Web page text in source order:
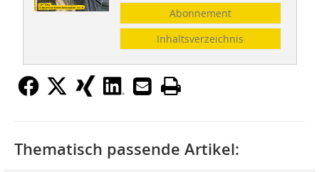
Abonnement
Inhaltsverzeichnis
Thematisch passende Artikel: